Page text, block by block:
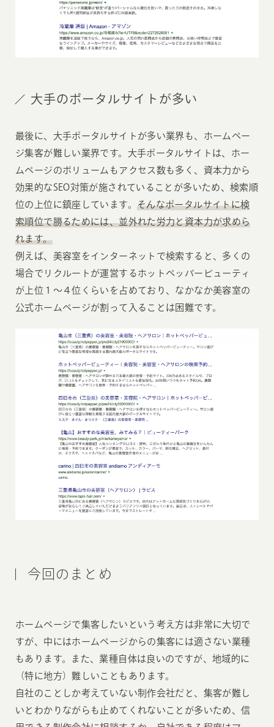
大手のポータルサイトが多い
最後に、大手ポータルサイトが多い業界も、ホームペー
ジ集客が難しい業界です。大手ポータルサイトは、ホー
ムページのボリュームもアクセス数も多く、資本力から
効果的なSEO対策が施されていることが多いため、検索順
位の上位に鎮座しています。 そんなポータルサイトに検
索順位で勝るためには、並外れた労力と資本力が求めら
れます。
例えば、美容室をインターネットで検索すると、多くの
場合でリクルートが運営するホットペッパービューティ
が上位１〜４位くらいを占めており、なかなか美容室の
公式ホームページが割って入ることは困難です。
今回のまとめ
ホームページで集客したいという考え方は非常に大切で
すが、中にはホームページからの集客には適さない業種
もあります。また、業種自体は良いのですが、地域的に
（特に地方）難しいこともあります。
自社のことしか考えていない制作会社だと、集客が難し
いとわかりながらも止めてくれないことが多いため、信